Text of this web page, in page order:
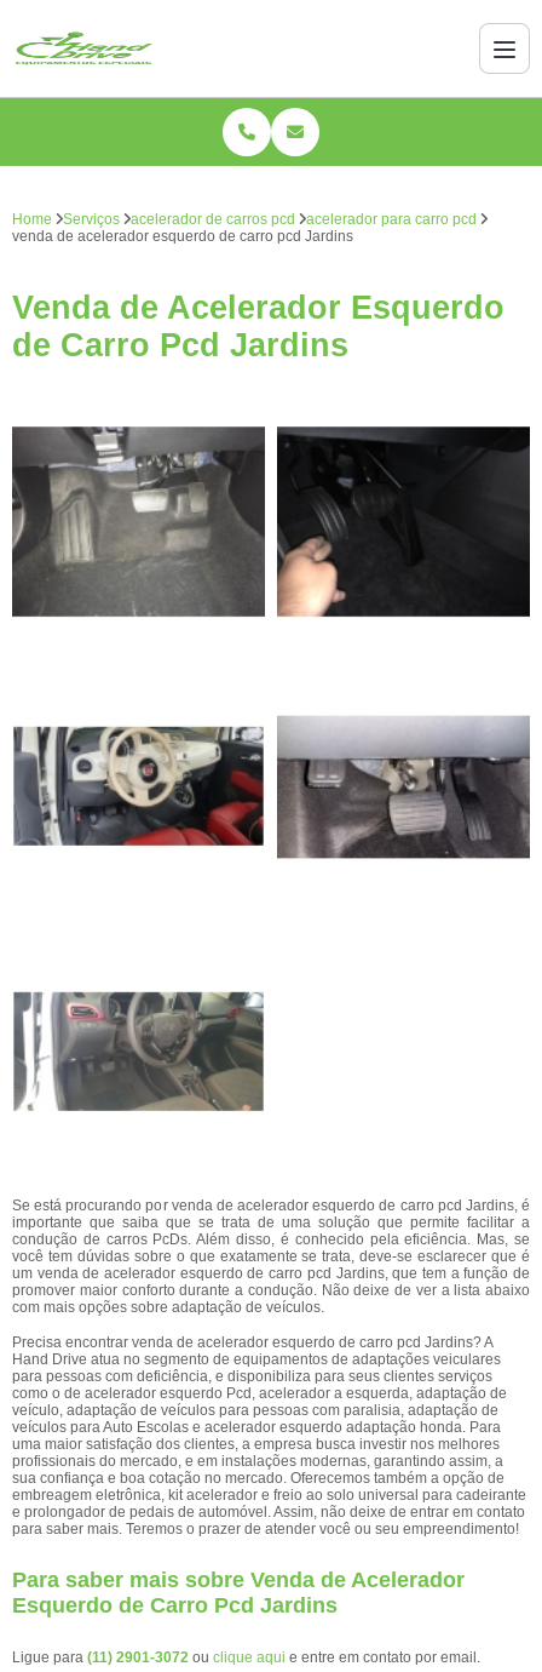
Home Serviços acelerador de carros pcd
acelerador para carro pcd
venda de acelerador esquerdo de carro pcd Jardins
Venda de Acelerador Esquerdo
de Carro Pcd Jardins
Se está procurando por venda de acelerador esquerdo de carro pcd Jardins, é
importante que saiba que se trata de uma solução que permite facilitar a
condução de carros PcDs. Além disso, é conhecido pela eficiência. Mas, se
você tem dúvidas sobre o que exatamente se trata, deve-se esclarecer que é
um venda de acelerador esquerdo de carro pcd Jardins, que tem a função de
promover maior conforto durante a condução. Não deixe de ver a lista abaixo
com mais opções sobre adaptação de veículos.
Precisa encontrar venda de acelerador esquerdo de carro pcd Jardins? A
Hand Drive atua no segmento de equipamentos de adaptações veiculares
para pessoas com deficiência, e disponibiliza para seus clientes serviços
como o de acelerador esquerdo Pcd, acelerador a esquerda, adaptação de
veículo, adaptação de veículos para pessoas com paralisia, adaptação de
veículos para Auto Escolas e acelerador esquerdo adaptação honda. Para
uma maior satisfação dos clientes, a empresa busca investir nos melhores
profissionais do mercado, e em instalações modernas, garantindo assim, a
sua confiança e boa cotação no mercado. Oferecemos também a opção de
embreagem eletrônica, kit acelerador e freio ao solo universal para cadeirante
e prolongador de pedais de automóvel. Assim, não deixe de entrar em contato
para saber mais. Teremos o prazer de atender você ou seu empreendimento!
Para saber mais sobre Venda de Acelerador
Esquerdo de Carro Pcd Jardins
Ligue para (11) 2901-3072 ou clique aqui e entre em contato por email.